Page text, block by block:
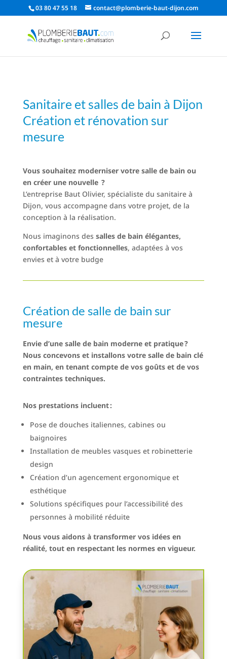
03 80 47 55 18 contact@plomberie-baut-dijon.com
Sanitaire et salles de bain à Dijon
Création et rénovation sur
mesure
Vous souhaitez moderniser votre salle de bain ou
en créer une nouvelle ?
L’entreprise Baut Olivier, spécialiste du sanitaire à
Dijon, vous accompagne dans votre projet, de la
conception à la réalisation.
Nous imaginons des salles de bain élégantes,
confortables et fonctionnelles, adaptées à vos
envies et à votre budge
Création de salle de bain sur
mesure
Envie d’une salle de bain moderne et pratique ?
Nous concevons et installons votre salle de bain clé
en main, en tenant compte de vos goûts et de vos
contraintes techniques.
Nos prestations incluent :
Pose de douches italiennes, cabines ou
baignoires
Installation de meubles vasques et robinetterie
design
Création d’un agencement ergonomique et
esthétique
Solutions spécifiques pour l’accessibilité des
personnes à mobilité réduite
Nous vous aidons à transformer vos idées en
réalité, tout en respectant les normes en vigueur.